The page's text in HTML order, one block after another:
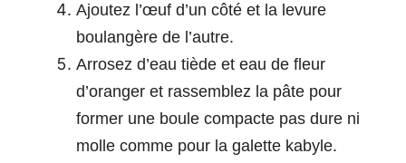
Ajoutez l’œuf d’un côté et la levure
boulangère de l’autre.
Arrosez d’eau tiède et eau de fleur
d’oranger et rassemblez la pâte pour
former une boule compacte pas dure ni
molle comme pour la galette kabyle.